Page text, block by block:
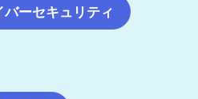
バーセキュリティ